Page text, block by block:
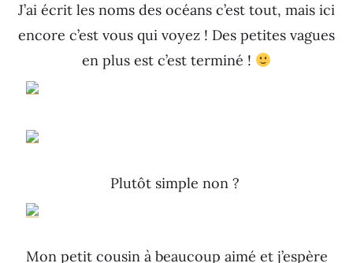
J’ai écrit les noms des océans c’est tout, mais ici
encore c’est vous qui voyez ! Des petites vagues
en plus est c’est terminé !
Plutôt simple non ?
Mon petit cousin à beaucoup aimé et j’espère